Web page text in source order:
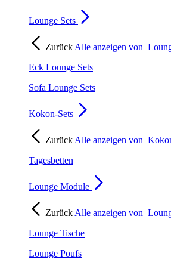
Lounge Sets
Zurück Alle anzeigen von
Eck Lounge Sets
Sofa Lounge Sets
Kokon-Sets
Zurück Alle anzeigen von
Tagesbetten
Lounge Module
Zurück Alle anzeigen von
Lounge Tische
Lounge Poufs